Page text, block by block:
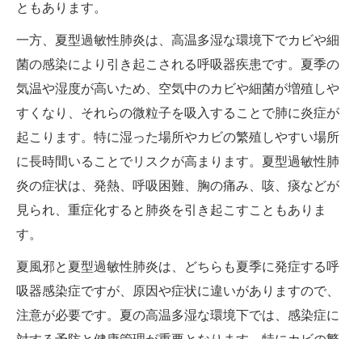
ともあります。
一方、夏型過敏性肺炎は、高温多湿な環境下でカビや細
菌の感染により引き起こされる呼吸器疾患です。夏季の
気温や湿度が高いため、空気中のカビや細菌が増殖しや
すくなり、それらの微粒子を吸入することで肺に炎症が
起こります。特に湿った場所やカビの繁殖しやすい場所
に長時間いることでリスクが高まります。夏型過敏性肺
炎の症状は、発熱、呼吸困難、胸の痛み、咳、痰などが
見られ、重症化すると肺炎を引き起こすこともありま
す。
夏風邪と夏型過敏性肺炎は、どちらも夏季に発症する呼
吸器感染症ですが、原因や症状に違いがありますので、
注意が必要です。夏の高温多湿な環境下では、感染症に